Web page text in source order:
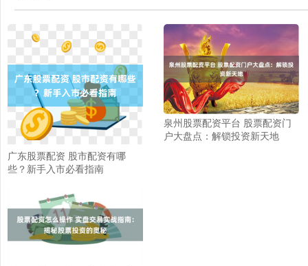
广东股票配资 股市配资有哪
些？新手入市必看指南
泉州股票配资平台 股票配资门
户大盘点：解锁投资新天地